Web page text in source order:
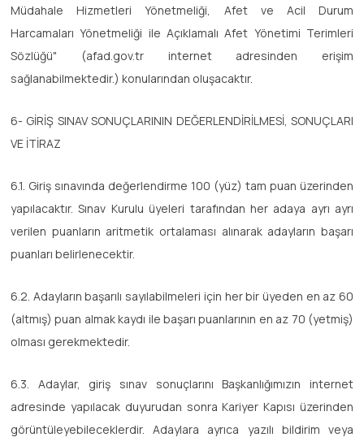
Müdahale Hizmetleri Yönetmeliği, Afet ve Acil Durum
Harcamaları Yönetmeliği ile Açıklamalı Afet Yönetimi Terimleri
Sözlüğü" (afad.gov.tr internet adresinden erişim
sağlanabilmektedir.) konularından oluşacaktır.
6- GİRİŞ SINAV SONUÇLARININ DEĞERLENDİRİLMESİ, SONUÇLARI
VE İTİRAZ
6.1. Giriş sınavında değerlendirme 100 (yüz) tam puan üzerinden
yapılacaktır. Sınav Kurulu üyeleri tarafından her adaya ayrı ayrı
verilen puanların aritmetik ortalaması alınarak adayların başarı
puanları belirlenecektir.
6.2. Adayların başarılı sayılabilmeleri için her bir üyeden en az 60
(altmış) puan almak kaydı ile başarı puanlarının en az 70 (yetmiş)
olması gerekmektedir.
6.3. Adaylar, giriş sınav sonuçlarını Başkanlığımızın internet
adresinde yapılacak duyurudan sonra Kariyer Kapısı üzerinden
görüntüleyebileceklerdir. Adaylara ayrıca yazılı bildirim veya